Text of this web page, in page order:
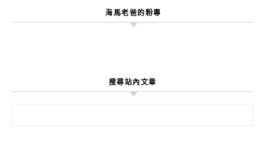
海馬老爸的粉專
搜尋站內文章